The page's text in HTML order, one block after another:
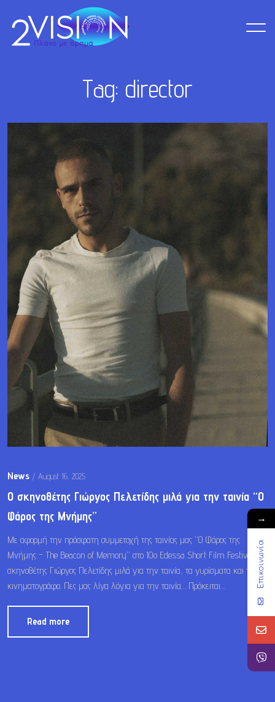
Tag: director
News / August 16, 2025
Ο σκηνοθέτης Γιώργος Πελετίδης μιλά για την ταινία “Ο
Φάρος της Μνήμης”
Με αφορμή την πρόσφατη συμμετοχή της ταινίας μας “Ο Φάρος της
Μνήμης – The Beacon of Memory” στο 10ο Edessa Short Film Festival, ο
σκηνοθέτης Γιώργος Πελετίδης μιλά για την ταινία, τα γυρίσματα και τον
κινηματογράφο. Πες μας λίγα λόγια για την ταινία… Πρόκειται…
Read more
→
Επικοινωνία